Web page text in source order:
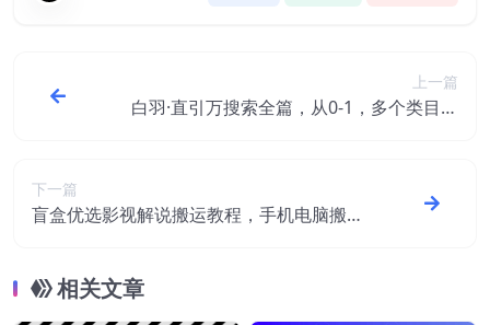
上一篇
白羽·直引万搜索全篇，从0-1，多个类目实
下一篇
盲盒优选影视解说搬运教程，手机电脑搬运
相关文章